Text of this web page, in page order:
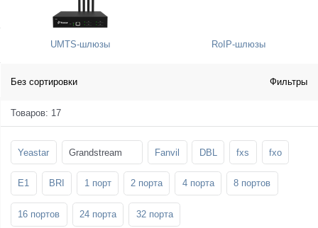
UMTS-шлюзы RoIP-шлюзы
Без сортировки Фильтры
Товаров: 17
Yeastar Grandstream Fanvil DBL fxs fxo
E1 BRI 1 порт 2 порта 4 порта 8 портов
16 портов 24 порта 32 порта
Стойки и крепления для панелей и
телевизоров
Шахтные телефоны
SFP-модули
3G/4G LTE и ADSL модемы
Мобильные телефоны